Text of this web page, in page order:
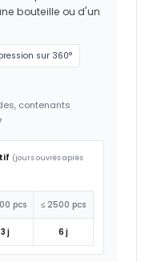
bouteille ou d'un
sur 360°
contenants
(jours ouvrés après
pcs ≤ 2500 pcs
3 j 6 j